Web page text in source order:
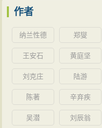
作者
纳兰性德 郑燮
王安石 黄庭坚
刘克庄 陆游
陈著 辛弃疾
吴潜 刘辰翁